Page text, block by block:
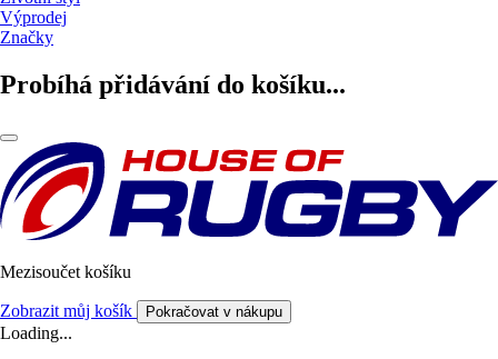
Výprodej
Značky
Probíhá přidávání do košíku...
Mezisoučet košíku
Zobrazit můj košík Pokračovat v nákupu
Loading...